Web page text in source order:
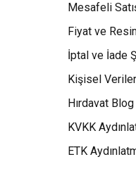
Mesafeli
Fiyat ve
İptal ve İade
Kişisel
Hırdavat Blog
KVKK
ETK